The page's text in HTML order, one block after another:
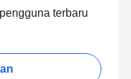
terbaru